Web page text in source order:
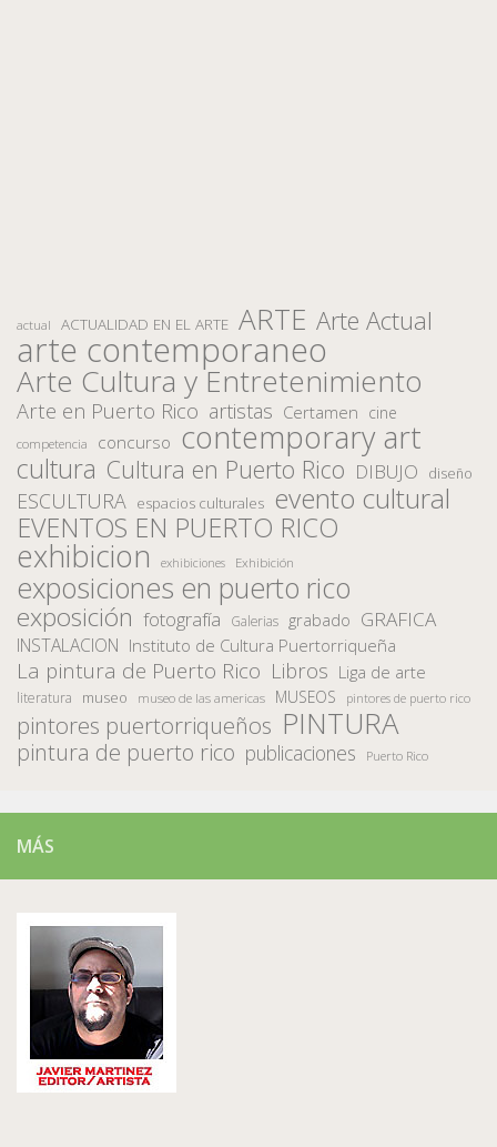
actual ACTUALIDAD EN EL ARTE ARTE Arte Actual
arte contemporaneo
Arte Cultura y Entretenimiento
Arte en Puerto Rico artistas Certamen cine
competencia concurso contemporary art
cultura Cultura en Puerto Rico DIBUJO diseño
ESCULTURA espacios culturales evento cultural
EVENTOS EN PUERTO RICO
exhibicion exhibiciones Exhibición
exposiciones en puerto rico
exposición fotografía Galerias grabado GRAFICA
INSTALACION Instituto de Cultura Puertorriqueña
La pintura de Puerto Rico Libros Liga de arte
literatura museo museo de las americas MUSEOS pintores de puerto rico
pintores puertorriqueños PINTURA
pintura de puerto rico publicaciones Puerto Rico
MÁS